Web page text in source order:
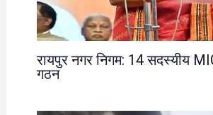
रायपुर नगर निगम: 14 सदस्यीय
गठन